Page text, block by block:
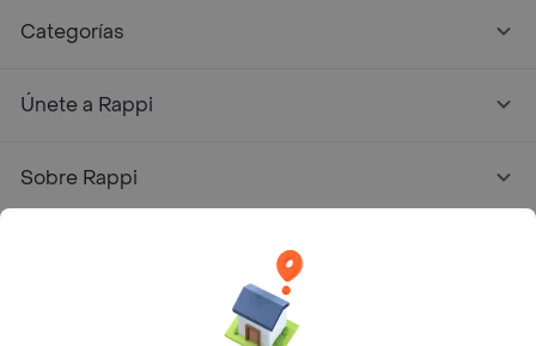
Categorías
Únete a Rappi
Sobre Rappi
Facebook
TwitterInstagram
Rappi Inc. All rights reserved.